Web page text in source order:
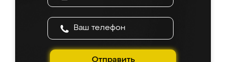
Отправить